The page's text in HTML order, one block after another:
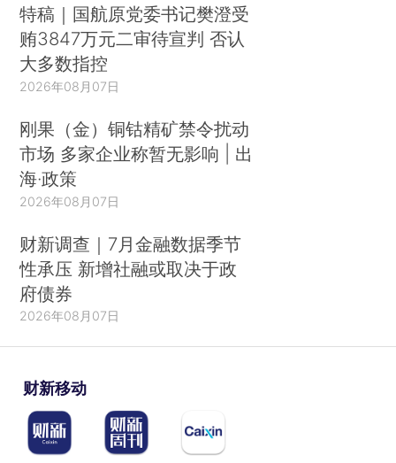
特稿｜国航原党委书记樊澄受
贿3847万元二审待宣判 否认
大多数指控
2026年08月07日
刚果（金）铜钴精矿禁令扰动
市场 多家企业称暂无影响 | 出
海·政策
2026年08月07日
财新调查｜7月金融数据季节
性承压 新增社融或取决于政
府债券
2026年08月07日
财新移动